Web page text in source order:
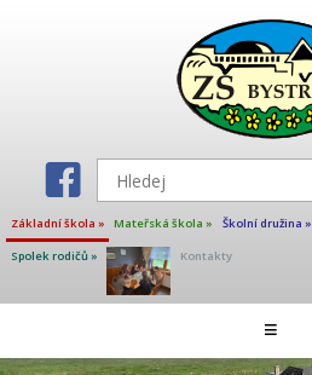
Základní škola » Mateřská škola » Školní družina »
Spolek rodičů » Kontakty
≡
Škola